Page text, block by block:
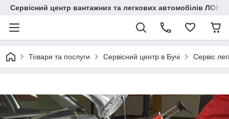
Сервісний центр вантажних та легкових автомобілів
Товари та послуги Сервісний центр в Бучі Сервіс